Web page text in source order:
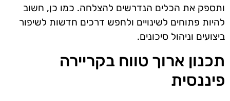
ותספק את הכלים הנדרשים להצלחה. כמו כן, חשוב
להיות פתוחים לשינויים ולחפש דרכים חדשות לשיפור
ביצועים וניהול סיכונים.
תכנון ארוך טווח בקריירה
פיננסית